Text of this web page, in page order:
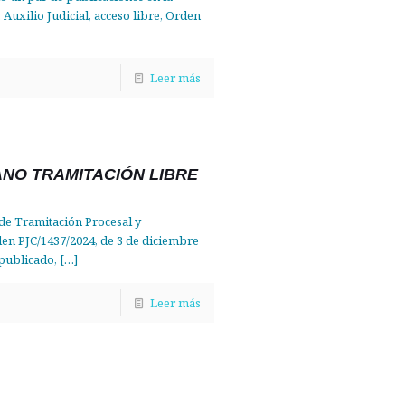
Judicial, acceso libre, Orden
Leer más
TRAMITACIÓN LIBRE
Tramitación Procesal y
PJC/1437/2024, de 3 de diciembre
[…]
Leer más